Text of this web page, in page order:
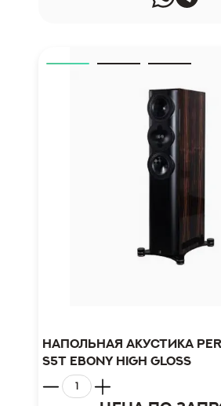
Напольная акустика
S5t Ebony High Gloss